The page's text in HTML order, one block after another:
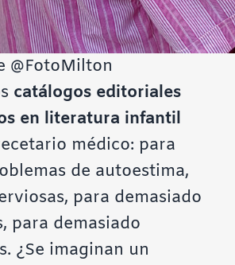
@FotoMilton
catálogos editoriales
en literatura infantil
médico: para
de autoestima,
para demasiado
para demasiado
¿Se imaginan un